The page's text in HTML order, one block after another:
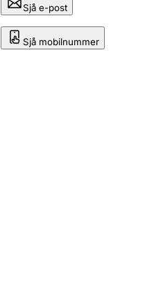
Sjå e-post
Sjå mobilnummer